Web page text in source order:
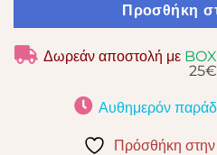
Προσθήκη
Δωρεάν αποστολή με
25€
Αυθημερόν
Πρόσθήκη στην